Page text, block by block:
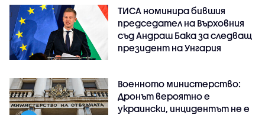
ТИСА номинира бившия
председател на Върховния
съд Андраш Бака за следващ
президент на Унгария
Военното министерство:
Дронът вероятно е
украински, инцидентът не е